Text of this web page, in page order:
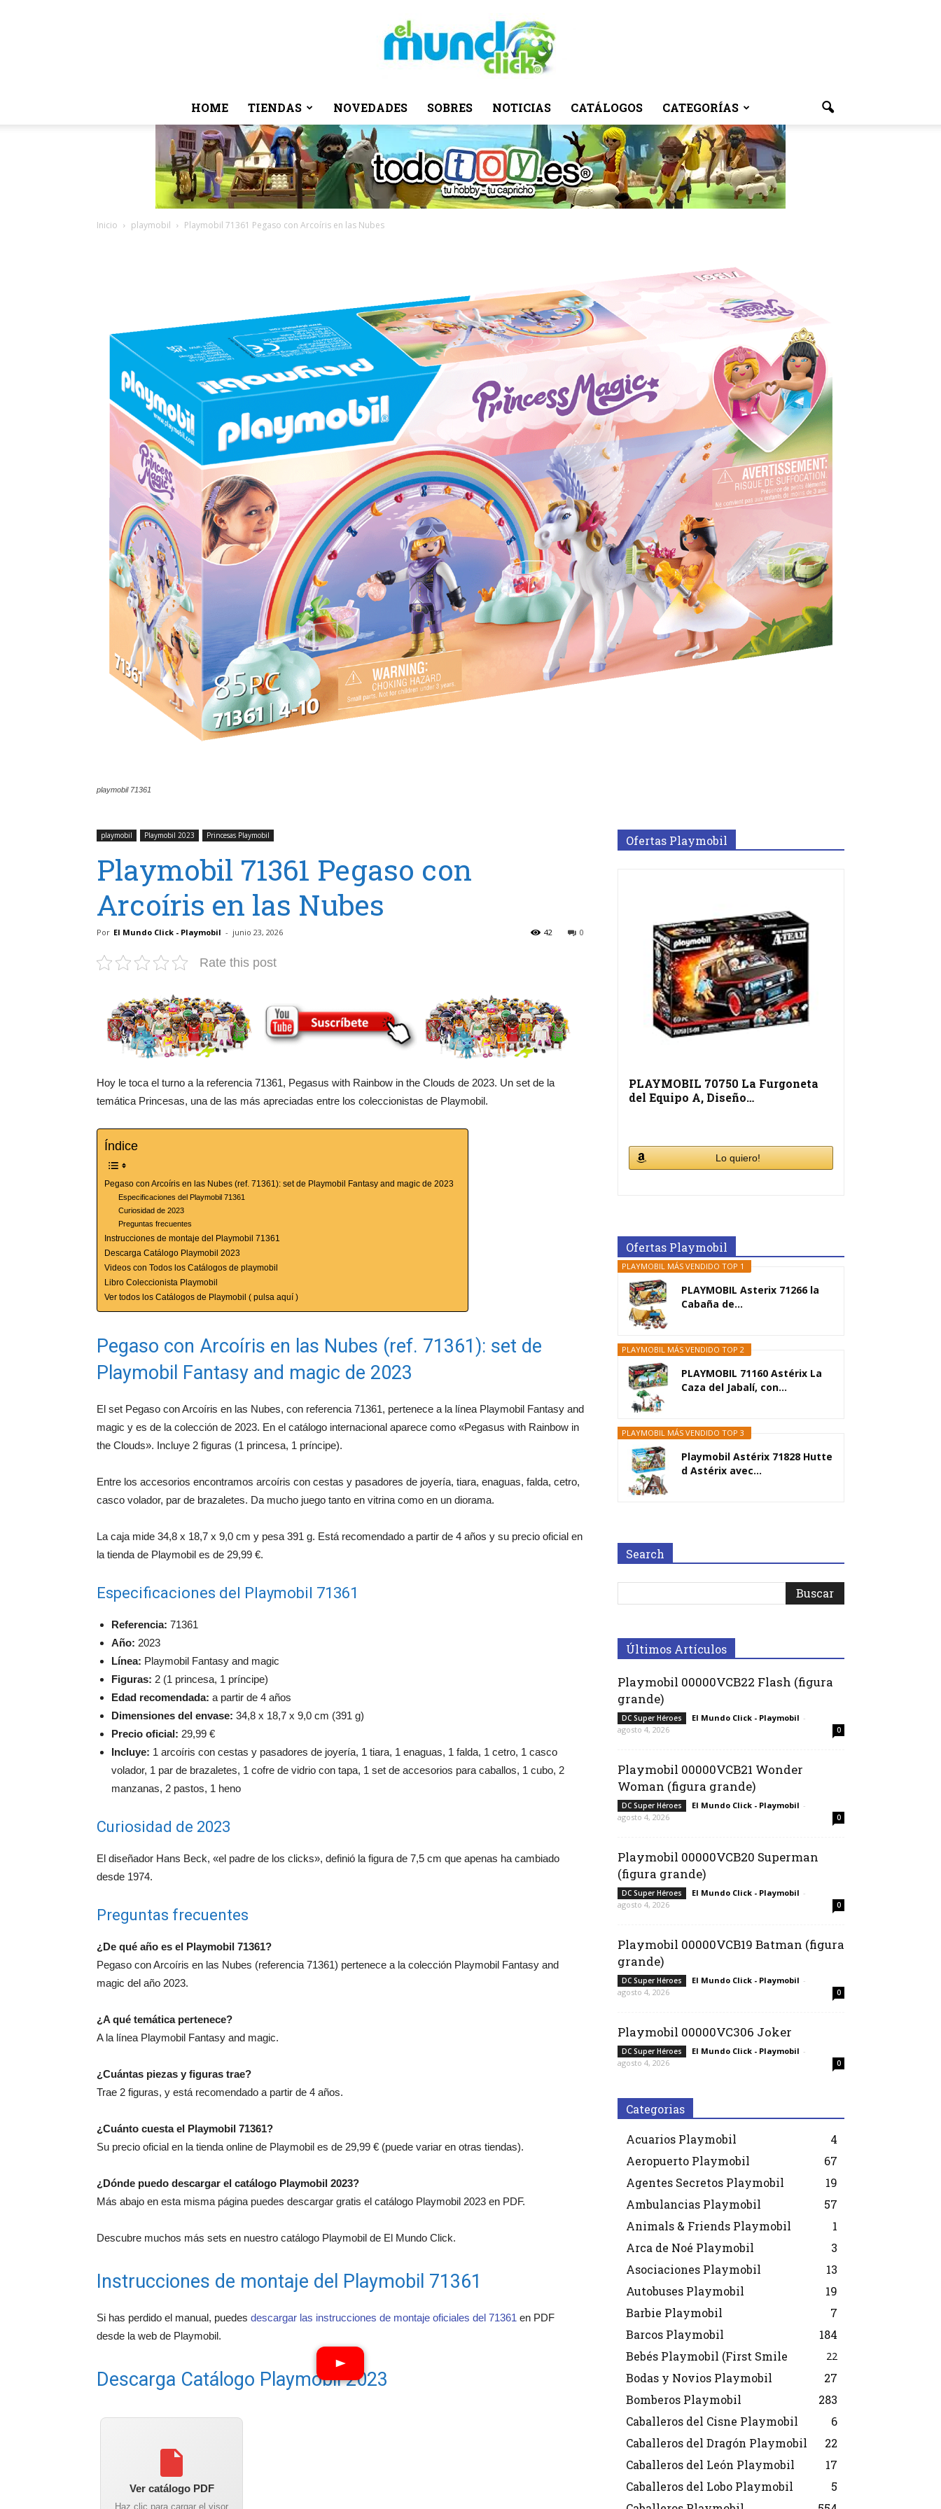
El
Click
HOME TIENDAS NOVEDADES SOBRES NOTICIAS CATÁLOGOS CATEGORÍAS
Inicio playmobil Playmobil 71361 Pegaso con Arcoíris en las Nubes
playmobil 71361
playmobil Playmobil 2023 Princesas Playmobil
Playmobil 71361 Pegaso con
Arcoíris en las Nubes
Por El Mundo Click - Playmobil - junio 23, 2026 0
42
Rate this post
Hoy le toca el turno a la referencia 71361, Pegasus with Rainbow in the Clouds de 2023. Un set de la
temática Princesas, una de las más apreciadas entre los coleccionistas de Playmobil.
Índice
Pegaso con Arcoíris en las Nubes (ref. 71361): set de Playmobil Fantasy and magic de 2023
Especificaciones del Playmobil 71361
Curiosidad de 2023
Preguntas frecuentes
Instrucciones de montaje del Playmobil 71361
Descarga Catálogo Playmobil 2023
Videos con Todos los Catálogos de playmobil
Libro Coleccionista Playmobil
Ver todos los Catálogos de Playmobil ( pulsa aquí )
Pegaso con Arcoíris en las Nubes (ref. 71361): set de
Playmobil Fantasy and magic de 2023
El set Pegaso con Arcoíris en las Nubes, con referencia 71361, pertenece a la línea Playmobil Fantasy and
magic y es de la colección de 2023. En el catálogo internacional aparece como «Pegasus with Rainbow in
the Clouds». Incluye 2 figuras (1 princesa, 1 príncipe).
Entre los accesorios encontramos arcoíris con cestas y pasadores de joyería, tiara, enaguas, falda, cetro,
casco volador, par de brazaletes. Da mucho juego tanto en vitrina como en un diorama.
La caja mide 34,8 x 18,7 x 9,0 cm y pesa 391 g. Está recomendado a partir de 4 años y su precio oficial en
la tienda de Playmobil es de 29,99 €.
Especificaciones del Playmobil 71361
Referencia: 71361
Año: 2023
Línea: Playmobil Fantasy and magic
Figuras: 2 (1 princesa, 1 príncipe)
Edad recomendada: a partir de 4 años
Dimensiones del envase: 34,8 x 18,7 x 9,0 cm (391 g)
Precio oficial: 29,99 €
Incluye: 1 arcoíris con cestas y pasadores de joyería, 1 tiara, 1 enaguas, 1 falda, 1 cetro, 1 casco
volador, 1 par de brazaletes, 1 cofre de vidrio con tapa, 1 set de accesorios para caballos, 1 cubo, 2
manzanas, 2 pastos, 1 heno
Curiosidad de 2023
El diseñador Hans Beck, «el padre de los clicks», definió la figura de 7,5 cm que apenas ha cambiado
desde 1974.
Preguntas frecuentes
¿De qué año es el Playmobil 71361?
Pegaso con Arcoíris en las Nubes (referencia 71361) pertenece a la colección Playmobil Fantasy and
magic del año 2023.
¿A qué temática pertenece?
A la línea Playmobil Fantasy and magic.
¿Cuántas piezas y figuras trae?
Trae 2 figuras, y está recomendado a partir de 4 años.
¿Cuánto cuesta el Playmobil 71361?
Su precio oficial en la tienda online de Playmobil es de 29,99 € (puede variar en otras tiendas).
¿Dónde puedo descargar el catálogo Playmobil 2023?
Más abajo en esta misma página puedes descargar gratis el catálogo Playmobil 2023 en PDF.
Descubre muchos más sets en nuestro catálogo Playmobil de El Mundo Click.
Instrucciones de montaje del Playmobil 71361
Si has perdido el manual, puedes descargar las instrucciones de montaje oficiales del 71361 en PDF
desde la web de Playmobil.
Descarga Catálogo Playmobil 2023
Ver catálogo PDF
Haz clic para cargar el visor
Ofertas Playmobil
PLAYMOBIL 70750 La Furgoneta
del Equipo A, Diseño…
Lo quiero!
Ofertas Playmobil
PLAYMOBIL MÁS VENDIDO TOP 1
PLAYMOBIL Asterix 71266 la
Cabaña de...
PLAYMOBIL MÁS VENDIDO TOP 2
PLAYMOBIL 71160 Astérix La
Caza del Jabalí, con...
PLAYMOBIL MÁS VENDIDO TOP 3
Playmobil Astérix 71828 Hutte
d Astérix avec...
Search
Últimos Artículos
Playmobil 00000VCB22 Flash (figura
grande)
DC Super Héroes El Mundo Click - Playmobil -
agosto 4, 2026
0
Playmobil 00000VCB21 Wonder
Woman (figura grande)
DC Super Héroes El Mundo Click - Playmobil -
agosto 4, 2026
0
Playmobil 00000VCB20 Superman
(figura grande)
DC Super Héroes El Mundo Click - Playmobil -
agosto 4, 2026
0
Playmobil 00000VCB19 Batman (figura
grande)
DC Super Héroes El Mundo Click - Playmobil -
agosto 4, 2026
0
Playmobil 00000VC306 Joker
DC Super Héroes El Mundo Click - Playmobil -
agosto 4, 2026
0
Categorias
Acuarios Playmobil
4
Aeropuerto Playmobil
67
Agentes Secretos Playmobil
19
Ambulancias Playmobil
57
Animals & Friends Playmobil
1
Arca de Noé Playmobil
3
Asociaciones Playmobil
13
Autobuses Playmobil
19
Barbie Playmobil
7
Barcos Playmobil
184
Bebés Playmobil (First Smile
22
Bodas y Novios Playmobil
27
Bomberos Playmobil
283
Caballeros del Cisne Playmobil
6
Caballeros del Dragón Playmobil
22
Caballeros del León Playmobil
17
Caballeros del Lobo Playmobil
5